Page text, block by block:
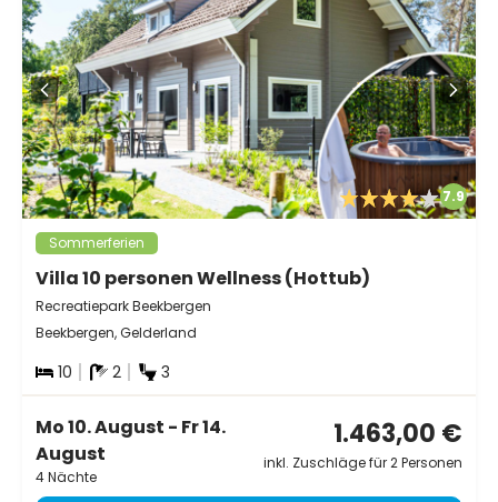
7.9
Sommerferien
Villa 10 personen Wellness (Hottub)
Recreatiepark Beekbergen
Beekbergen, Gelderland
10 2 3
Mo 10. August - Fr 14.
August
4 Nächte
1.463,00 €
inkl. Zuschläge für 2 Personen